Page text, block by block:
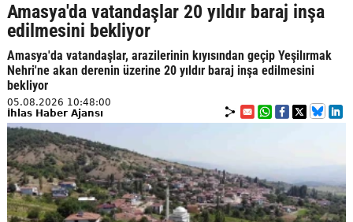
Amasya'da vatandaşlar 20 yıldır baraj inşa
edilmesini bekliyor
Amasya'da vatandaşlar, arazilerinin kıyısından geçip Yeşilırmak
Nehri'ne akan derenin üzerine 20 yıldır baraj inşa edilmesini
bekliyor
05.08.2026 10:48:00
İhlas Haber Ajansı